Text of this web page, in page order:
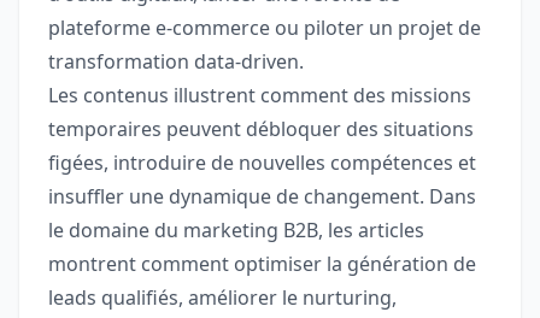
plateforme e-commerce ou piloter un projet de
transformation data-driven.
Les contenus illustrent comment des missions
temporaires peuvent débloquer des situations
figées, introduire de nouvelles compétences et
insuffler une dynamique de changement. Dans
le domaine du marketing B2B, les articles
montrent comment optimiser la génération de
leads qualifiés, améliorer le nurturing,